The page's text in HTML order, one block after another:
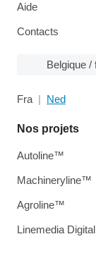
Aide
Contacts
Belgique /
Fra Ned
Nos projets
Autoline™
Machineryline™
Agroline™
Linemedia